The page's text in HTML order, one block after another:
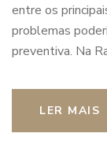
entre os
problemas
preventiva. Na
LER MAIS